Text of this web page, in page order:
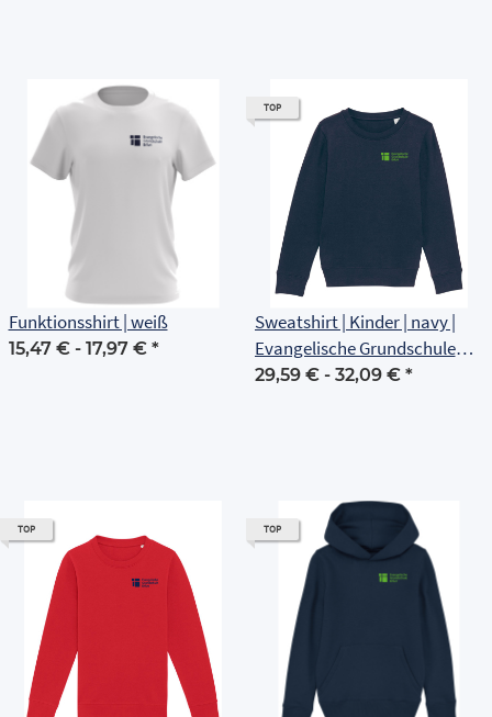
Funktionsshirt | weiß
15,47 € - 17,97 € *
TOP
Sweatshirt | Kinder | navy |
Evangelische Grundschule
Erfurt
29,59 € - 32,09 € *
TOP TOP